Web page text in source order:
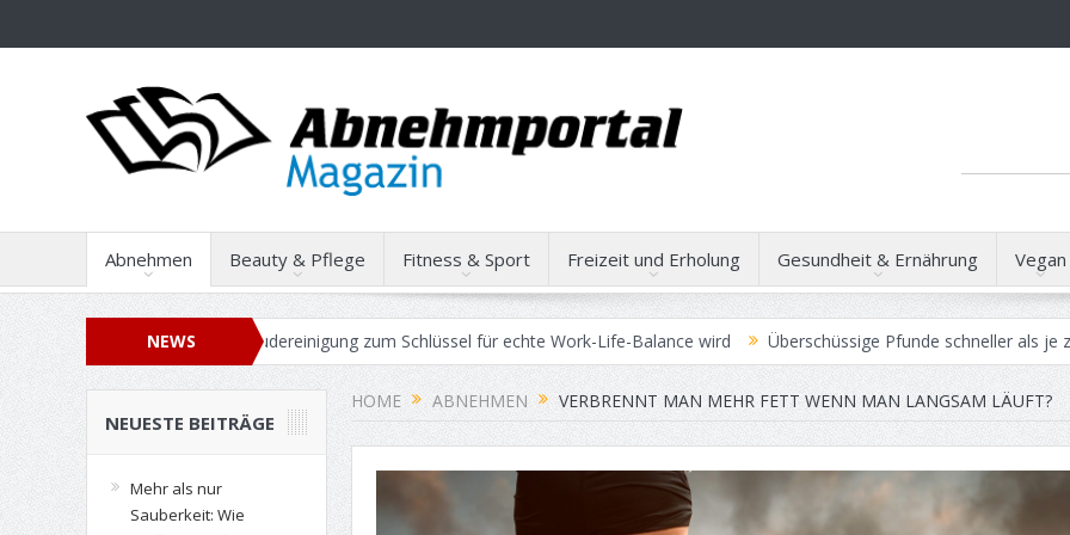
Abnehmen Beauty & Pflege Fitness & Sport Freizeit und Erholung Gesundheit & Ernährung Vegan
NEWS
professionelle Gebäudereinigung zum Schlüssel für echte Work-Life-Balance wird Überschüssige Pfunde schneller als je zuvor
HOME ABNEHMEN VERBRENNT MAN MEHR FETT WENN MAN LANGSAM LÄUFT?
NEUESTE BEITRÄGE
Mehr als nur
Sauberkeit: Wie